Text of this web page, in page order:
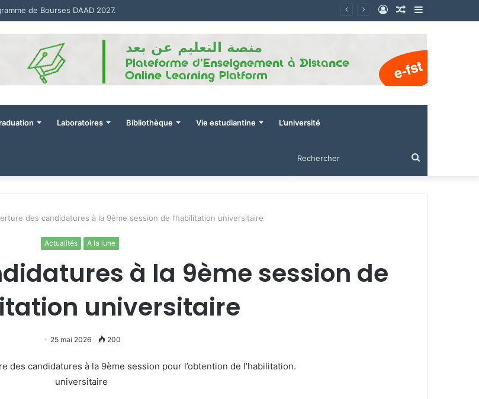
de Bourses DAAD 2027.
Sidebar
latérale)
Article
Connexion
Laboratoires Bibliothèque Vie estudiantine L’université
des candidatures à la 9ème session de l’habilitation universitaire
Actualités A la lune
à la 9ème session de
universitaire
25 mai 2026 200
.Nous vous annonçons l’ouverture des candidatures à la 9ème session pour l’obtention de l’habilitation
universitaire